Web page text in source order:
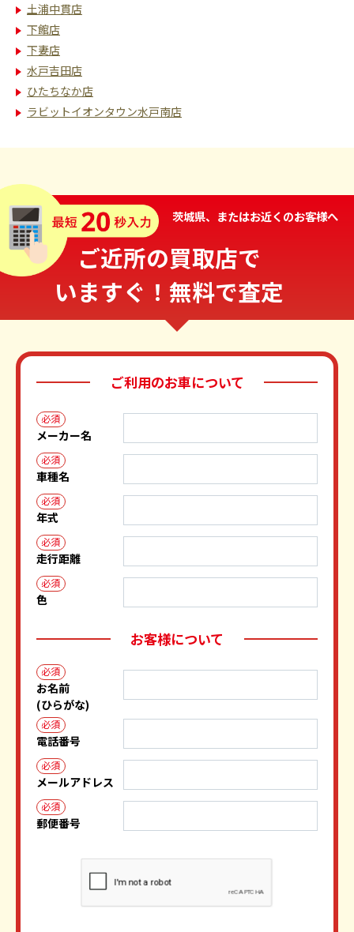
土浦中貫店
下館店
下妻店
水戸吉田店
ひたちなか店
ラビットイオンタウン水戸南店
茨城県、またはお近くのお客様へ
ご近所の買取店で
いますぐ！無料で査定
ご利用のお車について
必須
メーカー名
必須
車種名
必須
年式
必須
走行距離
必須
色
お客様について
必須
お名前
(ひらがな)
必須
電話番号
必須
メールアドレス
必須
郵便番号